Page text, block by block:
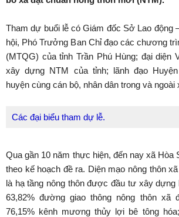
Tham dự buổi lễ có Giám đốc Sở Lao động
hội, Phó Trưởng Ban Chỉ đạo các chương
(MTQG) của tỉnh Trần Phú Hùng; đại diện
xây dựng NTM của tỉnh; lãnh đạo
huyện cùng cán bộ, nhân dân trong và ngoài
Các đại biểu tham dự lễ.
Qua gần 10 năm thực hiện, đến nay xã Hòa
theo kế hoạch đề ra. Diện mạo nông thôn
là hạ tầng nông thôn được đầu tư xây dựng
63,82% đường giao thông nông thôn xã
76,15% kênh mương thủy lợi bê tông